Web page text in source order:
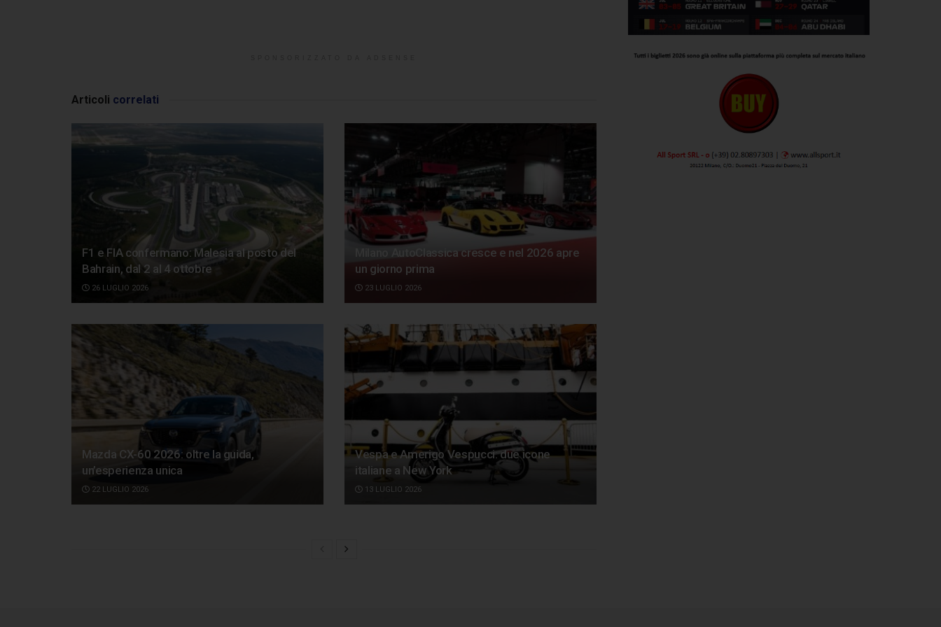
Articoli correlati
F1 e FIA confermano: Malesia al posto del
Bahrain, dal 2 al 4 ottobre
26 LUGLIO 2026
Milano AutoClassica cresce e nel 2026 apre
un giorno prima
23 LUGLIO 2026
Mazda CX-60 2026: oltre la guida,
un’esperienza unica
22 LUGLIO 2026
Vespa e Amerigo Vespucci: due icone
italiane a New York
13 LUGLIO 2026